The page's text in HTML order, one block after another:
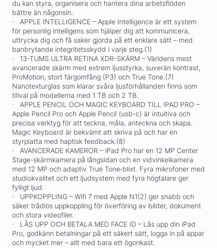
du kan styra, organisera och hantera dina arbetsflöden
bättre än någonsin.
· APPLE INTELLIGENCE – Apple Intelligence är ett system
för personlig intelligens som hjälper dig att kommunicera,
uttrycka dig och få saker gjorda på ett enklare sätt – med
banbrytande integritetsskydd i varje steg.(1)
· 13-TUMS ULTRA RETINA XDR-SKÄRM – Världens mest
avancerade skärm med extrem ljusstyrka, suverän kontrast,
ProMotion, stort färgomfång (P3) och True Tone.(7)
Nanotexturglas som klarar svåra ljusförhållanden finns som
tillval på modellerna med 1 TB och 2 TB.
· APPLE PENCIL OCH MAGIC KEYBOARD TILL IPAD PRO –
Apple Pencil Pro och Apple Pencil (usb-c) är intuitiva och
precisa verktyg för att teckna, måla, anteckna och skapa.
Magic Keyboard är bekvämt att skriva på och har en
styrplatta med haptisk feedback.(8)
· AVANCERADE KAMEROR – iPad Pro har en 12 MP Center
Stage-skärmkamera på långsidan och en vidvinkelkamera
med 12 MP och adaptiv True Tone‑blixt. Fyra mikrofoner med
studiokvalitet och ett ljudsystem med fyra högtalare ger
fylligt ljud.
· UPPKOPPLING – Wifi 7 med Apple N1(2) ger snabb och
säker trådlös uppkoppling för överföring av bilder, dokument
och stora videofiler.
· LÅS UPP OCH BETALA MED FACE ID – Lås upp din iPad
Pro, godkänn betalningar på ett säkert sätt, logga in på appar
och mycket mer – allt med bara ett ögonkast.